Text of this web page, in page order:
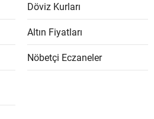
Döviz Kurları
Altın Fiyatları
Nöbetçi Eczaneler